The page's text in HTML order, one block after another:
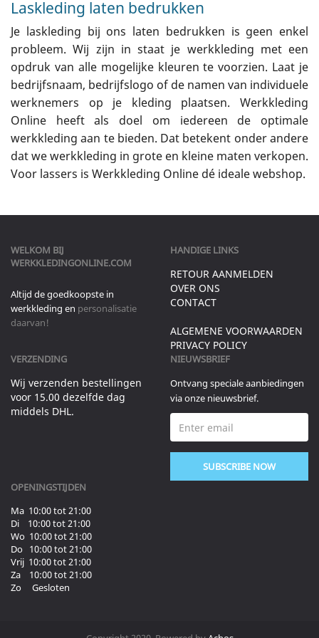
Laskleding laten bedrukken
Je laskleding bij ons laten bedrukken is geen enkel
probleem. Wij zijn in staat je werkkleding met een
opdruk van alle mogelijke kleuren te voorzien. Laat je
bedrijfsnaam, bedrijfslogo of de namen van individuele
werknemers op je kleding plaatsen. Werkkleding
Online heeft als doel om iedereen de optimale
werkkleding aan te bieden. Dat betekent onder andere
dat we werkkleding in grote en kleine maten verkopen.
Voor lassers is Werkkleding Online dé ideale webshop.
WELKOM BIJ
WERKKLEDINGONLINE.COM
Altijd de goedkoopste in
werkkleding en personalisatie
daarvan!
HANDIGE LINKS
RETOUR AANMELDEN
OVER ONS
CONTACT
ALGEMENE VOORWAARDEN
PRIVACY POLICY
VERZENDING
Wij verzenden bestellingen
voor 15.00 dezelfde dag
middels DHL.
NIEUWSBRIEF
Ontvang speciale aanbiedingen
via onze nieuwsbrief.
SUBSCRIBE NOW
OPENINGSTIJDEN
Ma 10:00 tot 21:00
Di 10:00 tot 21:00
Wo 10:00 tot 21:00
Do 10:00 tot 21:00
Vrij 10:00 tot 21:00
Za 10:00 tot 21:00
Zo Gesloten